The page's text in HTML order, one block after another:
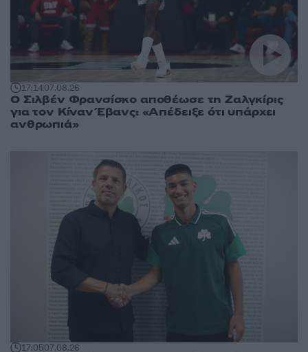
17:1407.08.26
Ο Σιλβέν Φρανσίσκο αποθέωσε τη Ζαλγκίρις
για τον Κίναν Έβανς: «Απέδειξε ότι υπάρχει
ανθρωπιά»
17:0507.08.26